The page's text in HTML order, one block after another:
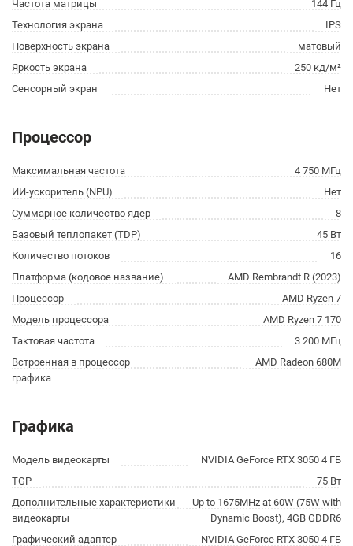
Частота матрицы
144 Гц
Технология экрана
IPS
Поверхность экрана
матовый
Яркость экрана
250 кд/м²
Сенсорный экран
Нет
Процессор
Максимальная частота
4 750 МГц
ИИ-ускоритель (NPU)
Нет
Суммарное количество ядер
8
Базовый теплопакет (TDP)
45 Вт
Количество потоков
16
Платформа (кодовое название)
AMD Rembrandt R (2023)
Процессор
AMD Ryzen 7
Модель процессора
AMD Ryzen 7 170
Тактовая частота
3 200 МГц
Встроенная в процессор
графика
AMD Radeon 680M
Графика
Модель видеокарты
NVIDIA GeForce RTX 3050 4 ГБ
TGP
75 Вт
Дополнительные характеристики
видеокарты
Up to 1675MHz at 60W (75W with
Dynamic Boost), 4GB GDDR6
Графический адаптер
NVIDIA GeForce RTX 3050 4 ГБ